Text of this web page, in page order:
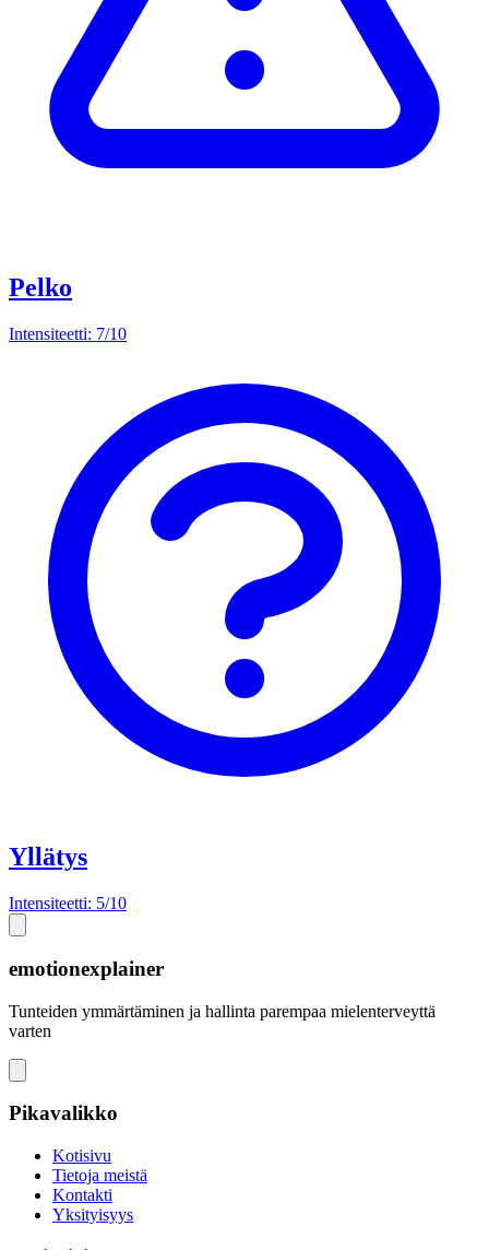
Pelko
Intensiteetti: 7/10
Yllätys
Intensiteetti: 5/10
emotionexplainer
Tunteiden ymmärtäminen ja hallinta parempaa mielenterveyttä
varten
Pikavalikko
Kotisivu
Tietoja meistä
Kontakti
Yksityisyys